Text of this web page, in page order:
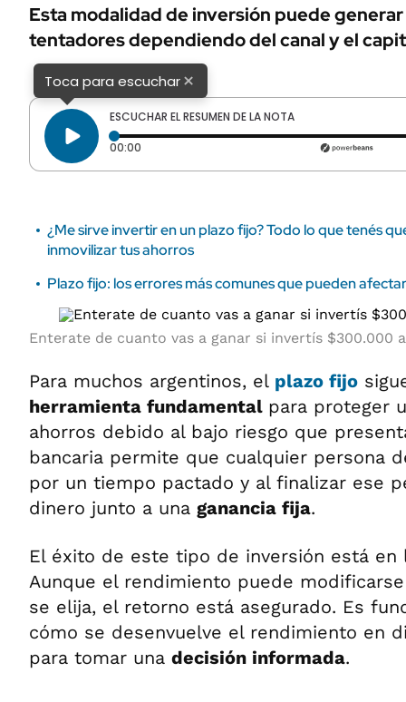
ÁMBITO DEBATE
MEDIAKIT AMBITO DEBATE
Municipios
Esta modalidad de inversión puede
tentadores dependiendo del canal y el
Toca para escuchar×
ESCUCHAR EL RESUMEN DE LA NOTA
00:00 Tiempo transcurrido: 0 segundos
¿Me sirve invertir en un plazo fijo? Todo lo que tenés
inmovilizar tus ahorros
Plazo fijo: los errores más comunes que pueden
Enterate de cuanto vas a ganar si invertís $300.000
Para muchos argentinos, el plazo fijo
herramienta fundamental para proteger
ahorros debido al bajo riesgo que
bancaria permite que cualquier persona
por un tiempo pactado y al finalizar ese
dinero junto a una ganancia fija.
El éxito de este tipo de inversión está en
Aunque el rendimiento puede
se elija, el retorno está asegurado. Es
cómo se desenvuelve el rendimiento en
para tomar una decisión informada.